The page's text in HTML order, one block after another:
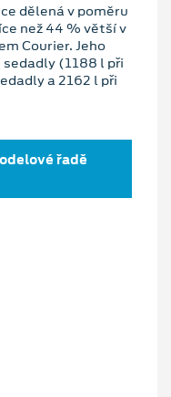
dělená v poměru
než 44 % větší v
Courier. Jeho
(1188 l při
a 2162 l při
řadě